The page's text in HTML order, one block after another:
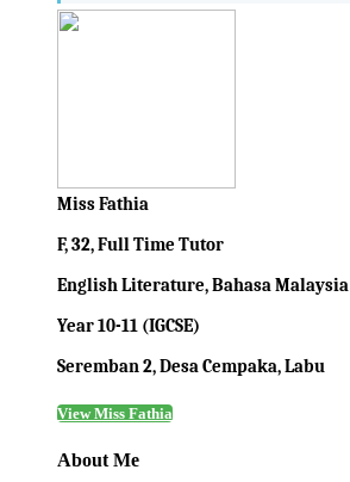
Miss Fathia
F, 32, Full Time Tutor
English Literature, Bahasa Malaysia
Year 10-11 (IGCSE)
Seremban 2, Desa Cempaka, Labu
View Miss Fathia
About Me